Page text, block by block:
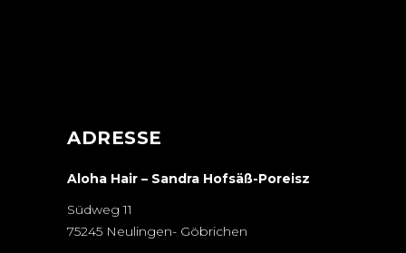
ADRESSE
Aloha Hair – Sandra Hofsäß-Poreisz
Südweg 11
75245 Neulingen- Göbrichen